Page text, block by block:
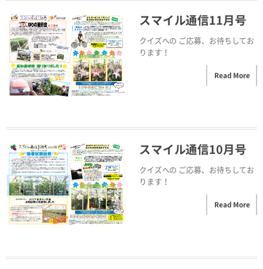
スマイル通信11月号
クイズへの ご応募、お待ちしてお
ります！
Read More
スマイル通信10月号
クイズへの ご応募、お待ちしてお
ります！
Read More